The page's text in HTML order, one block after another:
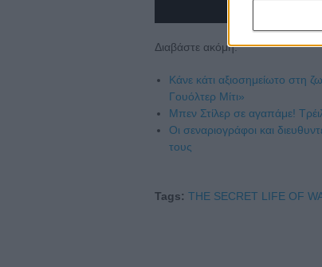
Διαβάστε ακόμη:
Κάνε κάτι αξιοσημείωτο
Γουόλτερ Μίτι»
Μπεν Στίλερ σε αγαπάμε!
Οι σεναριογράφοι και
τους
Tags: THE SECRET LIFE OF